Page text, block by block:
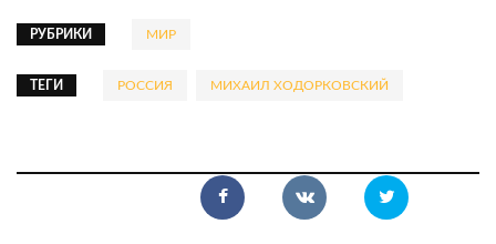
РУБРИКИ МИР
ТЕГИ РОССИЯ МИХАИЛ ХОДОРКОВСКИЙ